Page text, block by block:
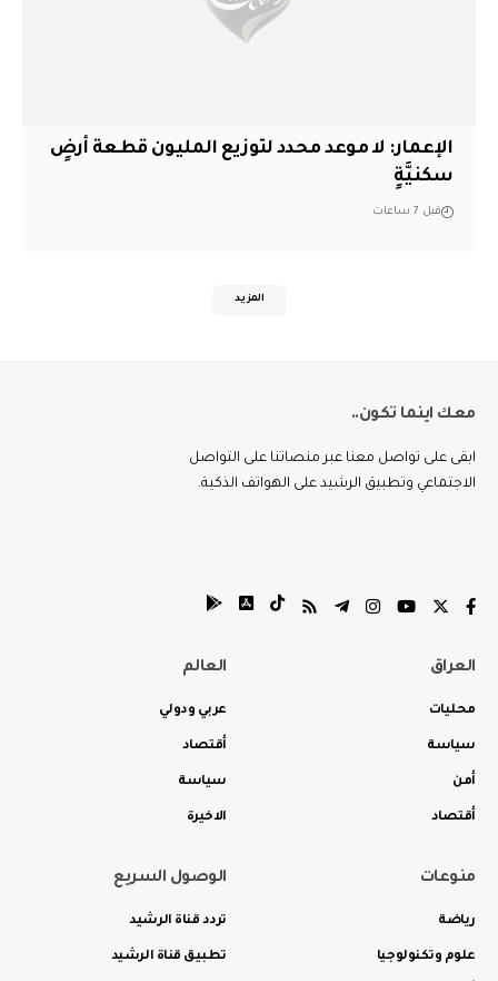
الإعمار: لا موعد محدد لتوزيع المليون قطعة أرضٍ
سكنيَّةٍ
قبل 7 ساعات
المزيد
معك اينما تكون..
ابقى على تواصل معنا عبر منصاتنا على التواصل
الاجتماعي وتطبيق الرشيد على الهواتف الذكية.
العراق
محليات
سياسة
أمن
أقتصاد
العالم
عربي ودولي
أقتصاد
سياسة
الاخيرة
منوعات
رياضة
علوم وتكنولوجيا
الوصول السريع
تردد قناة الرشيد
تطبيق قناة الرشيد